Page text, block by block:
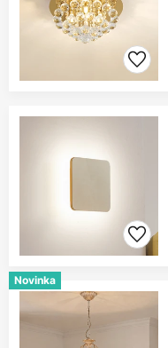
Novinka